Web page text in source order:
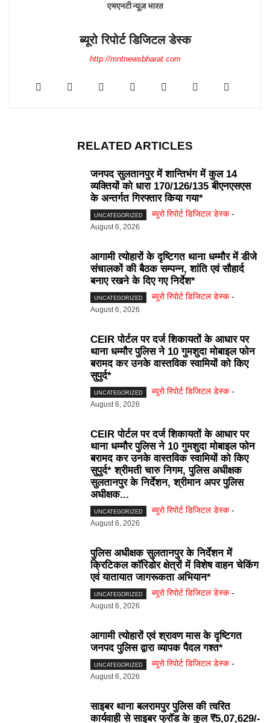
ब्यूरो रिपोर्ट डिजिटल डेस्क
http://mntnewsbharat.com
RELATED ARTICLES
जनपद सुलतानपुर में शान्तिभंग में कुल 14
व्यक्तियों को धारा 170/126/135 बीएनएसएस
के अन्तर्गत गिरफ्तार किया गया*
UNCATEGORIZED ब्यूरो रिपोर्ट डिजिटल डेस्क -
August 6, 2026
आगामी त्योहारों के दृष्टिगत थाना धम्मौर में डीजे
संचालकों की बैठक सम्पन्न, शांति एवं सौहार्द
बनाए रखने के दिए गए निर्देश*
UNCATEGORIZED ब्यूरो रिपोर्ट डिजिटल डेस्क -
August 6, 2026
CEIR पोर्टल पर दर्ज शिकायतों के आधार पर
थाना धम्मौर पुलिस ने 10 गुमशुदा मोबाइल फोन
बरामद कर उनके वास्तविक स्वामियों को किए
सुपुर्द*
UNCATEGORIZED ब्यूरो रिपोर्ट डिजिटल डेस्क -
August 6, 2026
CEIR पोर्टल पर दर्ज शिकायतों के आधार पर
थाना धम्मौर पुलिस ने 10 गुमशुदा मोबाइल फोन
बरामद कर उनके वास्तविक स्वामियों को किए
सुपुर्द* श्रीमती चारु निगम, पुलिस अधीक्षक
सुलतानपुर के निर्देशन, श्रीमान अपर पुलिस
अधीक्षक...
UNCATEGORIZED ब्यूरो रिपोर्ट डिजिटल डेस्क -
August 6, 2026
पुलिस अधीक्षक सुलतानपुर के निर्देशन में
क्रिटिकल कॉरिडोर क्षेत्रों में विशेष वाहन चेकिंग
एवं यातायात जागरूकता अभियान*
UNCATEGORIZED ब्यूरो रिपोर्ट डिजिटल डेस्क -
August 6, 2026
आगामी त्योहारों एवं श्रावण मास के दृष्टिगत
जनपद पुलिस द्वारा व्यापक पैदल गश्त*
UNCATEGORIZED ब्यूरो रिपोर्ट डिजिटल डेस्क -
August 6, 2026
साइबर थाना बलरामपुर पुलिस की त्वरित
कार्यवाही से साइबर फ्रॉड के कुल ₹5,07,629/-